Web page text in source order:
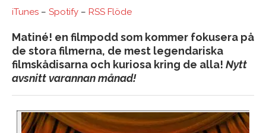
iTunes – Spotify – RSS Flöde
Matiné! en filmpodd som kommer fokusera på
de stora filmerna, de mest legendariska
filmskådisarna och kuriosa kring de alla! Nytt
avsnitt varannan månad!